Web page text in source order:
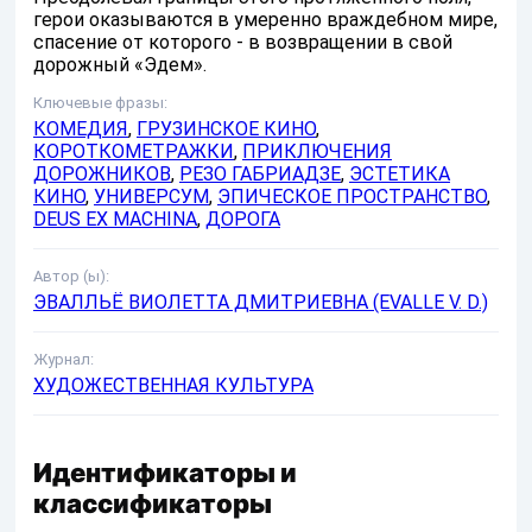
герои оказываются в умеренно враждебном мире,
спасение от которого - в возвращении в свой
дорожный «Эдем».
Ключевые фразы:
КОМЕДИЯ, ГРУЗИНСКОЕ КИНО,
КОРОТКОМЕТРАЖКИ, ПРИКЛЮЧЕНИЯ
ДОРОЖНИКОВ, РЕЗО ГАБРИАДЗЕ, ЭСТЕТИКА
КИНО, УНИВЕРСУМ, ЭПИЧЕСКОЕ ПРОСТРАНСТВО,
DEUS EX MACHINA, ДОРОГА
Автор (ы):
ЭВАЛЛЬЁ ВИОЛЕТТА ДМИТРИЕВНА (EVALLE V. D.)
Журнал:
ХУДОЖЕСТВЕННАЯ КУЛЬТУРА
Идентификаторы и
классификаторы